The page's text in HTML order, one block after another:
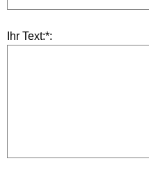
Ihr Text:*: